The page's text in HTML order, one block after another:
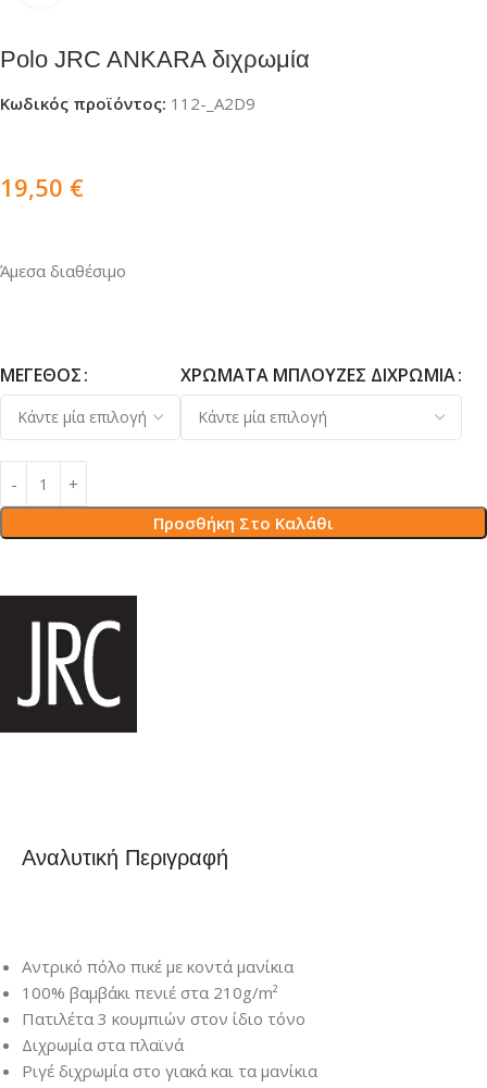
Polo JRC ANKARA διχρωμία
Κωδικός προϊόντος: 112-_A2D9
19,50 €
Άμεσα διαθέσιμο
ΜΈΓΕΘΟΣ ΧΡΏΜΑΤΑ ΜΠΛΟΎΖΕΣ ΔΙΧΡΩΜΊΑ
Προσθήκη Στο Καλάθι
Αναλυτική Περιγραφή
Αντρικό πόλο πικέ με κοντά μανίκια
100% βαμβάκι πενιέ στα 210g/m²
Πατιλέτα 3 κουμπιών στον ίδιο τόνο
Διχρωμία στα πλαϊνά
Ριγέ διχρωμία στο γιακά και τα μανίκια